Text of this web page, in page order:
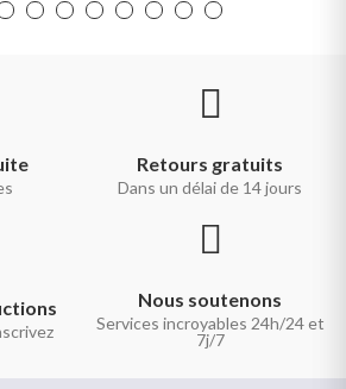
Retours gratuits
Dans un délai de 14 jours
Nous soutenons
Services incroyables 24h/24 et
7j/7